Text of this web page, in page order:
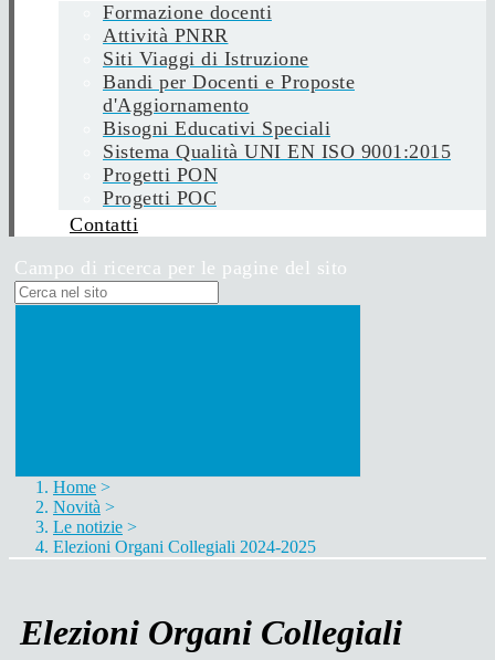
Formazione docenti
Attività PNRR
Siti Viaggi di Istruzione
Bandi per Docenti e Proposte
d'Aggiornamento
Bisogni Educativi Speciali
Sistema Qualità UNI EN ISO 9001:2015
Progetti PON
Progetti POC
Contatti
Campo di ricerca per le pagine del sito
Home >
Novità >
Le notizie >
Elezioni Organi Collegiali 2024-2025
Elezioni Organi Collegiali